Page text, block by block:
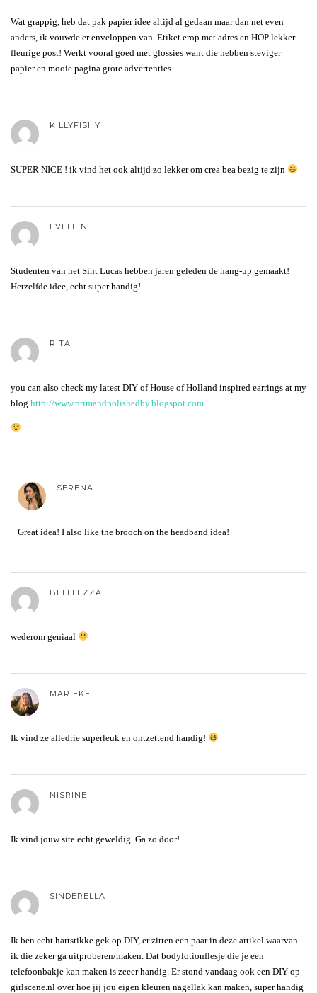
Wat grappig, heb dat pak papier idee altijd al gedaan maar dan net even
anders, ik vouwde er enveloppen van. Etiket erop met adres en HOP lekker
fleurige post! Werkt vooral goed met glossies want die hebben steviger
papier en mooie pagina grote advertenties.
KILLYFISHY
SUPER NICE ! ik vind het ook altijd zo lekker om crea bea bezig te zijn
EVELIEN
Studenten van het Sint Lucas hebben jaren geleden de hang-up gemaakt!
Hetzelfde idee, echt super handig!
RITA
you can also check my latest DIY of House of Holland inspired earrings at my
blog http://www.primandpolishedby.blogspot.com
SERENA
Great idea! I also like the brooch on the headband idea!
BELLLEZZA
wederom geniaal
MARIEKE
Ik vind ze alledrie superleuk en ontzettend handig!
NISRINE
Ik vind jouw site echt geweldig. Ga zo door!
SINDERELLA
Ik ben echt hartstikke gek op DIY, er zitten een paar in deze artikel waarvan
ik die zeker ga uitproberen/maken. Dat bodylotionflesje die je een
telefoonbakje kan maken is zeeer handig. Er stond vandaag ook een DIY op
girlscene.nl over hoe jij jou eigen kleuren nagellak kan maken, super handig